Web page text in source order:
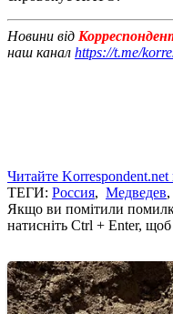
Новини від
наш канал https://t.me/
Читайте
ТЕГИ: Россия, Медведев,
Якщо ви помітили
натисніть Ctrl + Enter,